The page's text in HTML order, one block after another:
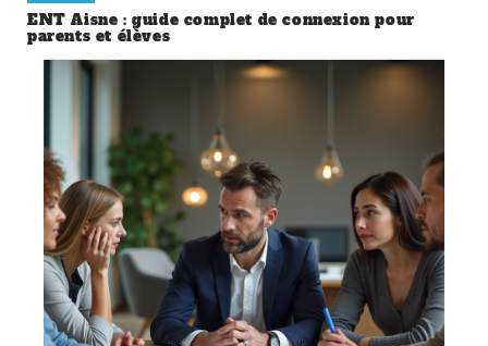
ENT Aisne : guide complet de connexion pour
parents et élèves